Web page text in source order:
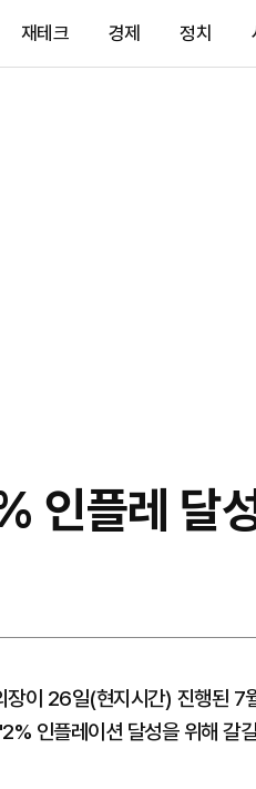
재테크 경제 정치
인플레 달
장이 26일(현지시간) 진행된
인플레이션 달성을 위해 갈